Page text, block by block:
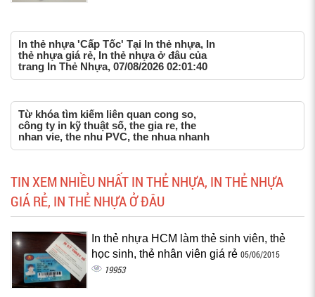
In thẻ nhựa 'Cấp Tốc' Tại In thẻ nhựa, In
thẻ nhựa giá rẻ, In thẻ nhựa ở đâu của
trang In Thẻ Nhựa, 07/08/2026 02:01:40
Từ khóa tìm kiếm liên quan cong so,
công ty in kỹ thuật số, the gia re, the
nhan vie, the nhu PVC, the nhua nhanh
TIN XEM NHIỀU NHẤT IN THẺ NHỰA, IN THẺ NHỰA
GIÁ RẺ, IN THẺ NHỰA Ở ĐÂU
In thẻ nhựa HCM làm thẻ sinh viên, thẻ
học sinh, thẻ nhân viên giá rẻ 05/06/2015
19953